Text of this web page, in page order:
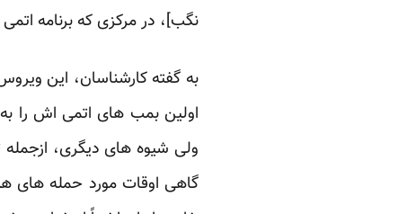
نگب]، در مرکزی که برنامه
به گفته کارشناسان، این
اولین بمب های اتمی اش را
ولی شیوه های دیگری، ازجمله